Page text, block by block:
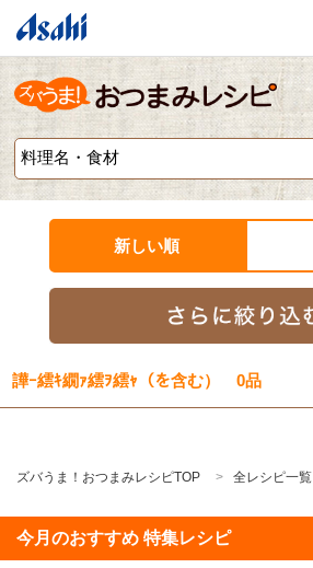
新しい順
譁ｰ繧ｷ繝ｧ繧ｦ繧ｬ（を含む） 0品
ズバうま！おつまみレシピTOP 全レシピ一覧
今月のおすすめ 特集レシピ